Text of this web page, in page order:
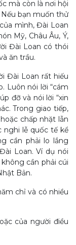
mà còn là nơi hội
bạn muốn thử
mình, Đài Loan
Mỹ, Châu Âu, Ý,
Đài Loan có thói
ăn trầu.
Đài Loan rất hiếu
Luôn nói lời “cám
đỡ và nói lời “xin
Trong giao tiếp,
chấp nhặt lẫn
nghi lễ quốc tế kể
cần phải lo lắng
Loan. Ví dụ nói
cần phải cúi
Bản.
chỉ và có nhiều
của người điều